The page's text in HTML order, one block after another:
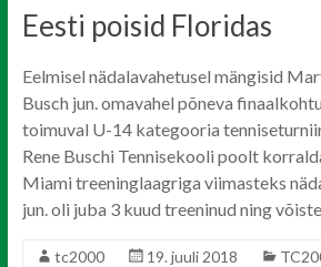
Eesti poisid Floridas
Eelmisel nädalavahetusel mängisid
Busch jun. omavahel põneva
toimuval U-14 kategooria
Rene Buschi Tennisekooli poolt
Miami treeninglaagriga viimasteks
jun. oli juba 3 kuud treeninud ning
tc2000 19. juuli 2018